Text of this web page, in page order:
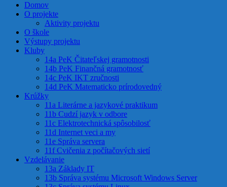
Domov
O projekte
Aktivity projektu
O škole
Výstupy projektu
Kluby
14a PeK Čitateľskej gramotnosti
14b PeK Finančná gramotnosť
14c PeK IKT zručnosti
14d PeK Matematicko prírodovedný
Krúžky
11a Literárne a jazykové praktikum
11b Cudzí jazyk v odbore
11c Elektrotechnická spôsobilosť
11d Internet veci a my
11e Správa servera
11f Cvičenia z počítačových sietí
Vzdelávanie
13a Základy IT
13b Správa systému Microsoft Windows Server